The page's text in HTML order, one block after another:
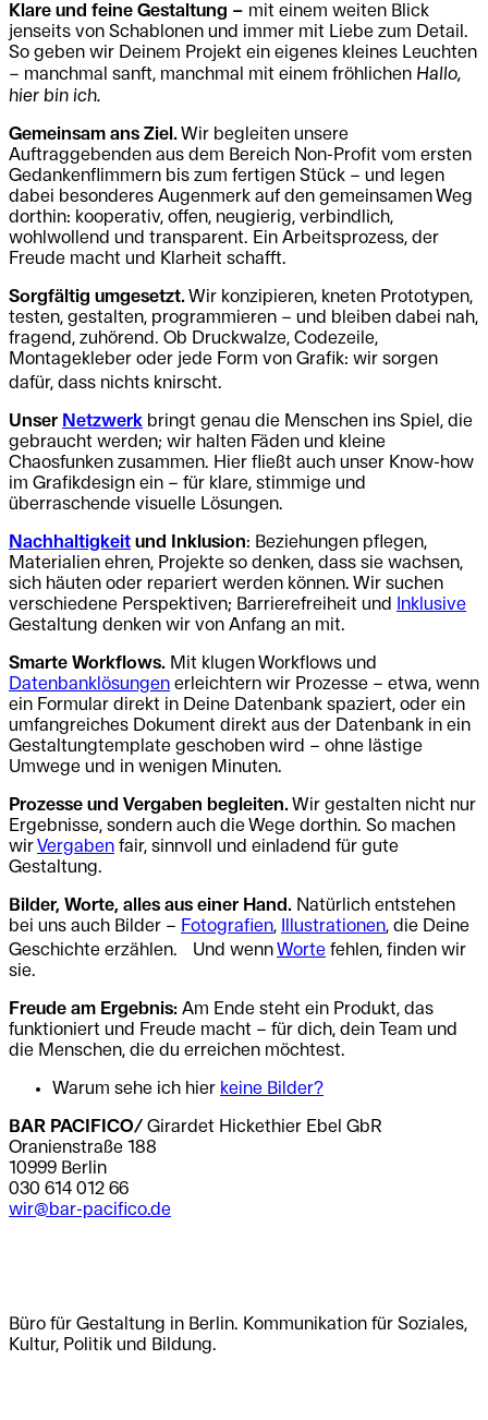
Klare und feine Gestaltung – mit einem weiten Blick
jenseits von Schablonen und immer mit Liebe zum Detail.
So geben wir Deinem Projekt ein eigenes kleines Leuchten
– manchmal sanft, manchmal mit einem fröhlichen Hallo,
hier bin ich.
Gemeinsam ans Ziel. Wir begleiten unsere
Auftraggebenden aus dem Bereich Non-Profit vom ersten
Gedankenflimmern bis zum fertigen Stück – und legen
dabei besonderes Augenmerk auf den gemeinsamen Weg
dorthin: kooperativ, offen, neugierig, verbindlich,
wohlwollend und transparent. Ein Arbeitsprozess, der
Freude macht und Klarheit schafft.
Sorgfältig umgesetzt. Wir konzipieren, kneten Prototypen,
testen, gestalten, programmieren – und bleiben dabei nah,
fragend, zuhörend. Ob Druckwalze, Codezeile,
Montagekleber oder jede Form von Grafik: wir sorgen
dafür, dass nichts knirscht.
Unser Netzwerk bringt genau die Menschen ins Spiel, die
gebraucht werden; wir halten Fäden und kleine
Chaosfunken zusammen. Hier fließt auch unser Know-how
im Grafikdesign ein – für klare, stimmige und
überraschende visuelle Lösungen.
Nachhaltigkeit und Inklusion: Beziehungen pflegen,
Materialien ehren, Projekte so denken, dass sie wachsen,
sich häuten oder repariert werden können. Wir suchen
verschiedene Perspektiven; Barrierefreiheit und
Inklusive
Gestaltung denken wir von Anfang an mit.
Smarte Workflows. Mit klugen Workflows und
Datenbanklösungen erleichtern wir Prozesse – etwa, wenn
ein Formular direkt in Deine Datenbank spaziert, oder ein
umfangreiches Dokument direkt aus der Datenbank in ein
Gestaltungtemplate geschoben wird – ohne lästige
Umwege und in wenigen Minuten.
Prozesse und Vergaben begleiten. Wir gestalten nicht nur
Ergebnisse, sondern auch die Wege dorthin. So machen
wirVergaben fair, sinnvoll und einladend für gute
Gestaltung.
Bilder, Worte, alles aus einer Hand. Natürlich entstehen
bei uns auch Bilder – Fotografien, Illustrationen, die Deine
Geschichte erzählen. Und wennWorte fehlen, finden wir
sie.
Freude am Ergebnis: Am Ende steht ein Produkt, das
funktioniert und Freude macht – für dich, dein Team und
die Menschen, die du erreichen möchtest.
Warum sehe ich hier keine Bilder?
BAR PACIFICO/ Girardet Hickethier Ebel GbR
Oranienstraße 188
10999 Berlin
030 614 012 66
wir@bar-pacifico.de
Büro für Gestaltung in Berlin. Kommunikation für Soziales,
Kultur, Politik und Bildung.